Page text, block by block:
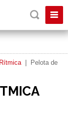
|
Pelota de